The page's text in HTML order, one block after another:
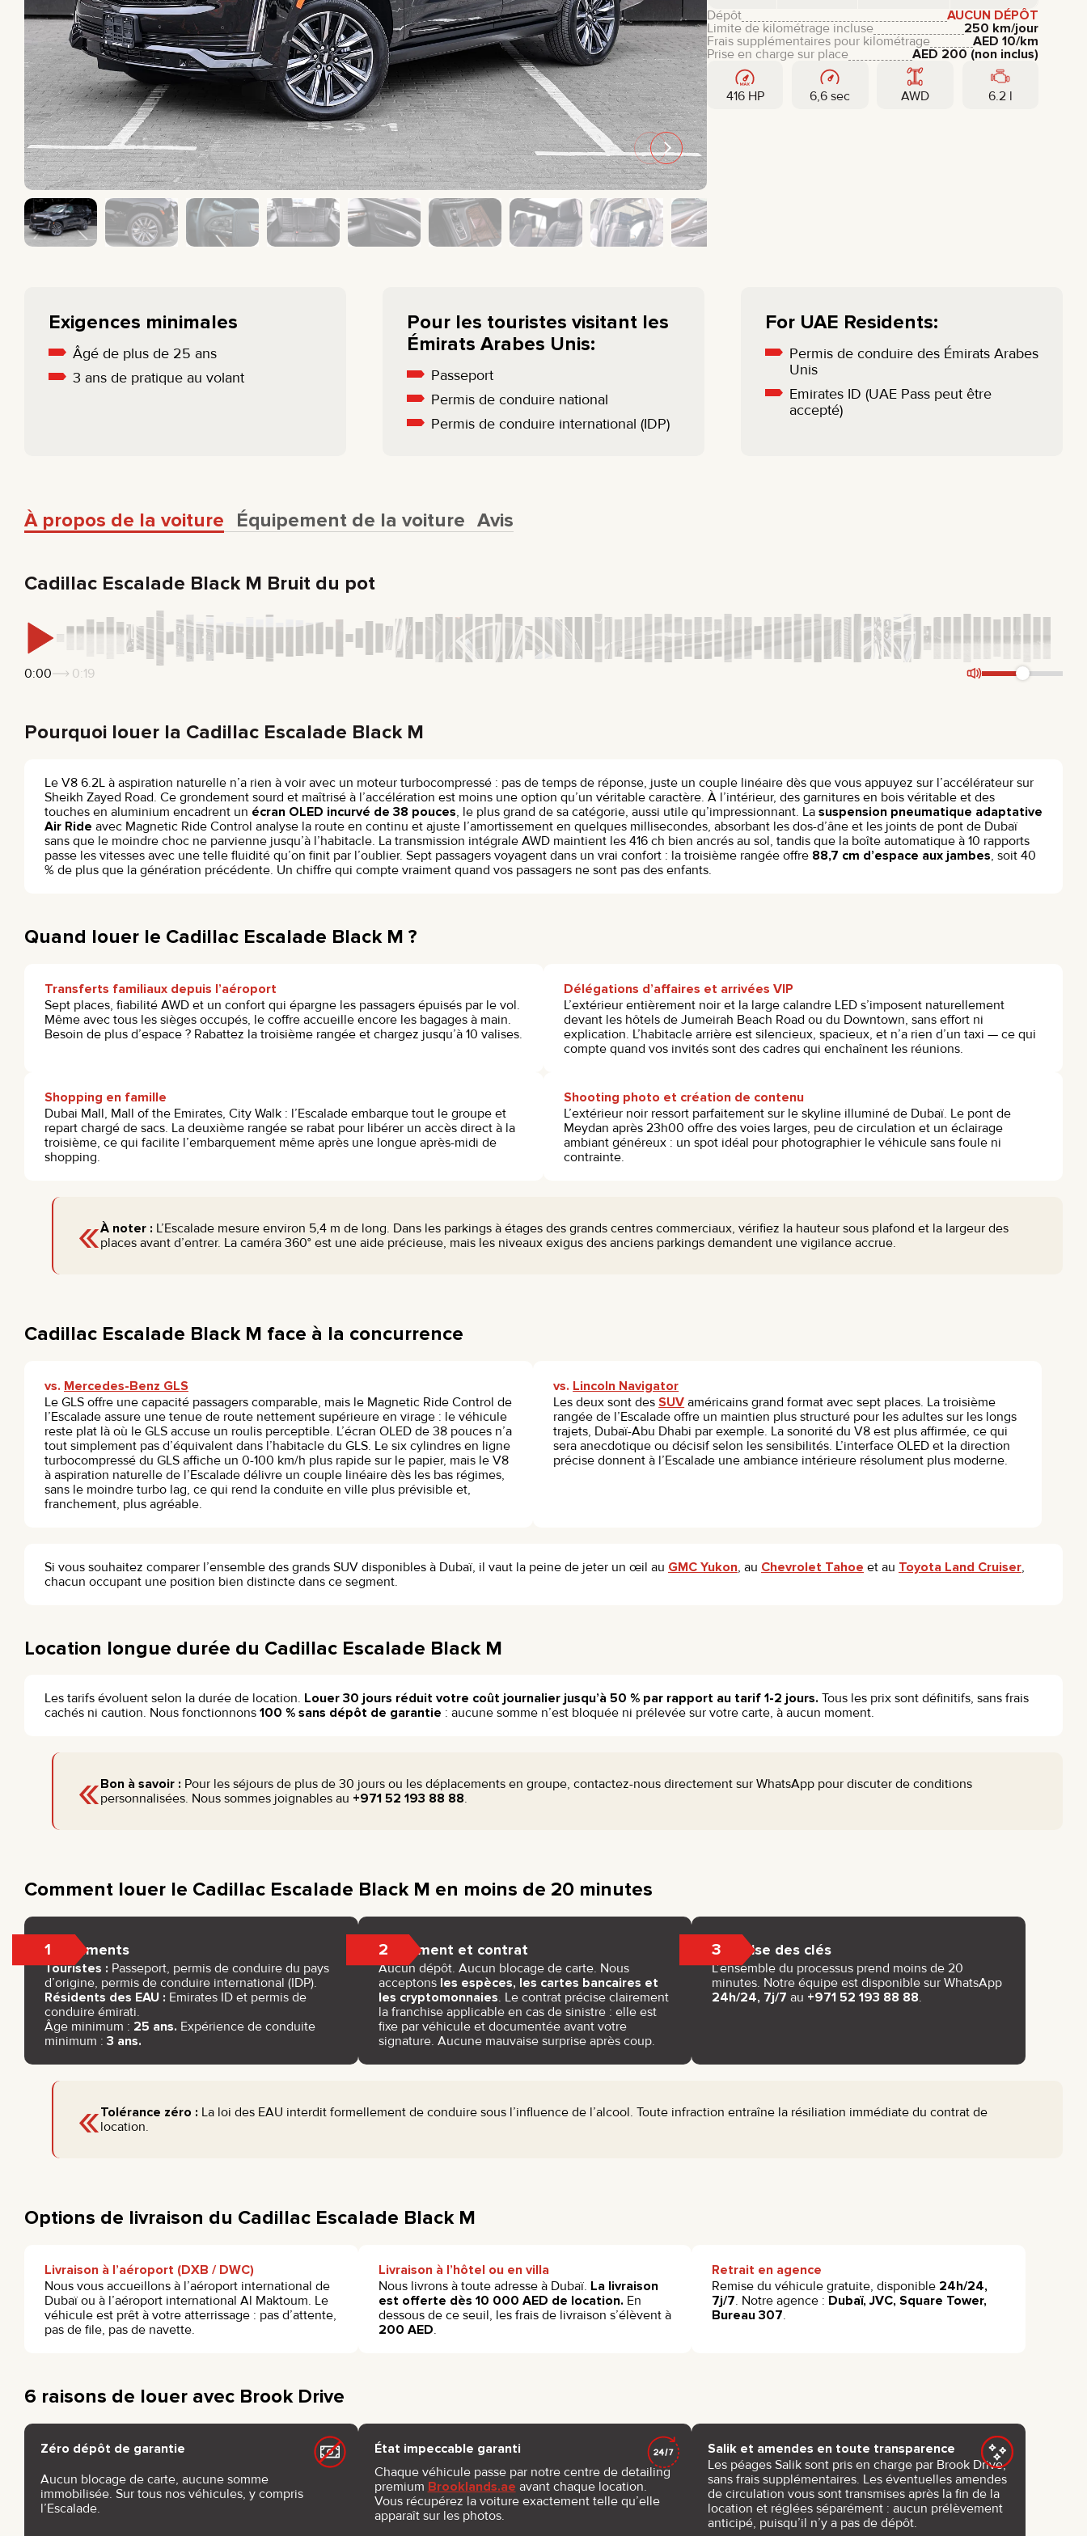
CAMIONNETTE
BERLINE
ÉLECTRIQUE
ÉCONOMIQUE
BMW
MERCEDES
GMC
MAZDA
CHEVROLET
TOYOTA
All cars
Dépôt
AUCUN DÉPÔT
Limite de kilométrage incluse
250 km/jour
Frais supplémentaires pour kilométrage
AED 10/km
Prise en charge sur place
AED 200 (non inclus)
416 HP 6,6 sec AWD 6.2 l
Exigences minimales
Âgé de plus de 25 ans
3 ans de pratique au volant
Pour les touristes visitant les
Émirats Arabes Unis:
Passeport
Permis de conduire national
Permis de conduire international (IDP)
For UAE Residents:
Permis de conduire des Émirats Arabes
Unis
Emirates ID (UAE Pass peut être
accepté)
À propos de la voiture Équipement de la voiture Avis
Cadillac Escalade Black M Bruit du pot
0:00 0:19
Pourquoi louer la Cadillac Escalade Black M
Le V8 6.2L à aspiration naturelle n’a rien à voir avec un moteur turbocompressé : pas de temps de réponse, juste un couple linéaire dès que vous appuyez sur l’accélérateur sur
Sheikh Zayed Road. Ce grondement sourd et maîtrisé à l’accélération est moins une option qu’un véritable caractère. À l’intérieur, des garnitures en bois véritable et des
touches en aluminium encadrent un écran OLED incurvé de 38 pouces, le plus grand de sa catégorie, aussi utile qu’impressionnant. La suspension pneumatique adaptative
Air Ride avec Magnetic Ride Control analyse la route en continu et ajuste l’amortissement en quelques millisecondes, absorbant les dos-d’âne et les joints de pont de Dubaï
sans que le moindre choc ne parvienne jusqu’à l’habitacle. La transmission intégrale AWD maintient les 416 ch bien ancrés au sol, tandis que la boîte automatique à 10 rapports
passe les vitesses avec une telle fluidité qu’on finit par l’oublier. Sept passagers voyagent dans un vrai confort : la troisième rangée offre 88,7 cm d’espace aux jambes, soit 40
% de plus que la génération précédente. Un chiffre qui compte vraiment quand vos passagers ne sont pas des enfants.
Quand louer le Cadillac Escalade Black M ?
Transferts familiaux depuis l’aéroport
Sept places, fiabilité AWD et un confort qui épargne les passagers épuisés par le vol.
Même avec tous les sièges occupés, le coffre accueille encore les bagages à main.
Besoin de plus d’espace ? Rabattez la troisième rangée et chargez jusqu’à 10 valises.
Délégations d’affaires et arrivées VIP
L’extérieur entièrement noir et la large calandre LED s’imposent naturellement
devant les hôtels de Jumeirah Beach Road ou du Downtown, sans effort ni
explication. L’habitacle arrière est silencieux, spacieux, et n’a rien d’un taxi — ce qui
compte quand vos invités sont des cadres qui enchaînent les réunions.
Shopping en famille
Dubai Mall, Mall of the Emirates, City Walk : l’Escalade embarque tout le groupe et
repart chargé de sacs. La deuxième rangée se rabat pour libérer un accès direct à la
troisième, ce qui facilite l’embarquement même après une longue après-midi de
shopping.
Shooting photo et création de contenu
L’extérieur noir ressort parfaitement sur le skyline illuminé de Dubaï. Le pont de
Meydan après 23h00 offre des voies larges, peu de circulation et un éclairage
ambiant généreux : un spot idéal pour photographier le véhicule sans foule ni
contrainte.
«À noter : L’Escalade mesure environ 5,4 m de long. Dans les parkings à étages des grands centres commerciaux, vérifiez la hauteur sous plafond et la largeur des
places avant d’entrer. La caméra 360° est une aide précieuse, mais les niveaux exigus des anciens parkings demandent une vigilance accrue.
Cadillac Escalade Black M face à la concurrence
vs. Mercedes-Benz GLS
Le GLS offre une capacité passagers comparable, mais le Magnetic Ride Control de
l’Escalade assure une tenue de route nettement supérieure en virage : le véhicule
reste plat là où le GLS accuse un roulis perceptible. L’écran OLED de 38 pouces n’a
tout simplement pas d’équivalent dans l’habitacle du GLS. Le six cylindres en ligne
turbocompressé du GLS affiche un 0-100 km/h plus rapide sur le papier, mais le V8
à aspiration naturelle de l’Escalade délivre un couple linéaire dès les bas régimes,
sans le moindre turbo lag, ce qui rend la conduite en ville plus prévisible et,
franchement, plus agréable.
vs. Lincoln Navigator
Les deux sont desSUV américains grand format avec sept places. La troisième
rangée de l’Escalade offre un maintien plus structuré pour les adultes sur les longs
trajets, Dubaï-Abu Dhabi par exemple. La sonorité du V8 est plus affirmée, ce qui
sera anecdotique ou décisif selon les sensibilités. L’interface OLED et la direction
précise donnent à l’Escalade une ambiance intérieure résolument plus moderne.
Si vous souhaitez comparer l’ensemble des grands SUV disponibles à Dubaï, il vaut la peine de jeter un œil au GMC Yukon, au Chevrolet Tahoe et au Toyota Land Cruiser,
chacun occupant une position bien distincte dans ce segment.
Location longue durée du Cadillac Escalade Black M
Les tarifs évoluent selon la durée de location. Louer 30 jours réduit votre coût journalier jusqu’à 50 % par rapport au tarif 1-2 jours. Tous les prix sont définitifs, sans frais
cachés ni caution. Nous fonctionnons 100 % sans dépôt de garantie : aucune somme n’est bloquée ni prélevée sur votre carte, à aucun moment.
«Bon à savoir : Pour les séjours de plus de 30 jours ou les déplacements en groupe, contactez-nous directement sur WhatsApp pour discuter de conditions
personnalisées. Nous sommes joignables au +971 52 193 88 88.
Comment louer le Cadillac Escalade Black M en moins de 20 minutes
1 Documents
Touristes : Passeport, permis de conduire du pays
d’origine, permis de conduire international (IDP).
Résidents des EAU : Emirates ID et permis de
conduire émirati.
Âge minimum : 25 ans. Expérience de conduite
minimum : 3 ans.
2 Paiement et contrat
Aucun dépôt. Aucun blocage de carte. Nous
acceptons les espèces, les cartes bancaires et
les cryptomonnaies. Le contrat précise clairement
la franchise applicable en cas de sinistre : elle est
fixe par véhicule et documentée avant votre
signature. Aucune mauvaise surprise après coup.
3 Remise des clés
L’ensemble du processus prend moins de 20
minutes. Notre équipe est disponible sur WhatsApp
24h/24, 7j/7 au +971 52 193 88 88.
«Tolérance zéro : La loi des EAU interdit formellement de conduire sous l’influence de l’alcool. Toute infraction entraîne la résiliation immédiate du contrat de
location.
Options de livraison du Cadillac Escalade Black M
Livraison à l’aéroport (DXB / DWC)
Nous vous accueillons à l’aéroport international de
Dubaï ou à l’aéroport international Al Maktoum. Le
véhicule est prêt à votre atterrissage : pas d’attente,
pas de file, pas de navette.
Livraison à l’hôtel ou en villa
Nous livrons à toute adresse à Dubaï. La livraison
est offerte dès 10 000 AED de location. En
dessous de ce seuil, les frais de livraison s’élèvent à
200 AED.
Retrait en agence
Remise du véhicule gratuite, disponible 24h/24,
7j/7. Notre agence : Dubaï, JVC, Square Tower,
Bureau 307.
6 raisons de louer avec Brook Drive
Zéro dépôt de garantie
Aucun blocage de carte, aucune somme
immobilisée. Sur tous nos véhicules, y compris
l’Escalade.
État impeccable garanti
Chaque véhicule passe par notre centre de detailing
premium Brooklands.ae avant chaque location.
Vous récupérez la voiture exactement telle qu’elle
apparaît sur les photos.
Salik et amendes en toute transparence
Les péages Salik sont pris en charge par Brook Drive,
sans frais supplémentaires. Les éventuelles amendes
de circulation vous sont transmises après la fin de la
location et réglées séparément : aucun prélèvement
anticipé, puisqu’il n’y a pas de dépôt.